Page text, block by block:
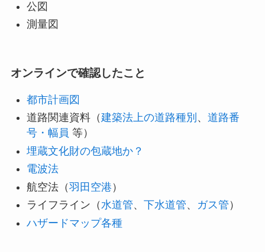
公図
測量図
オンラインで確認したこと
都市計画図
道路関連資料（建築法上の道路種別 、 道路番
号・幅員 等）
埋蔵文化財の包蔵地か？
電波法
航空法（羽田空港 ）
ライフライン（水道管、 下水道管、 ガス管 ）
ハザードマップ各種